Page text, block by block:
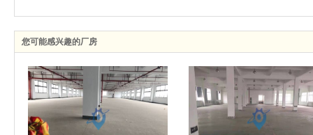
您可能感兴趣的厂房